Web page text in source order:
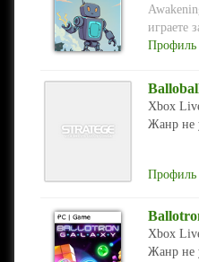
играете
Профиль
Xbox
Жанр не
Профиль
Xbox
Жанр не